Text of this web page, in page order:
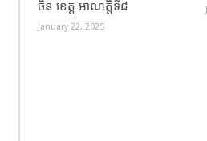
ចិន ខេត្ត អាណត្តិទី៨
January 22, 2025